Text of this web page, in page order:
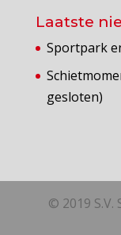
Laatste
Sportpark
gesloten)
© 2019